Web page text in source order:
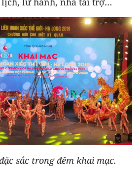
sắc trong đêm khai mạc.